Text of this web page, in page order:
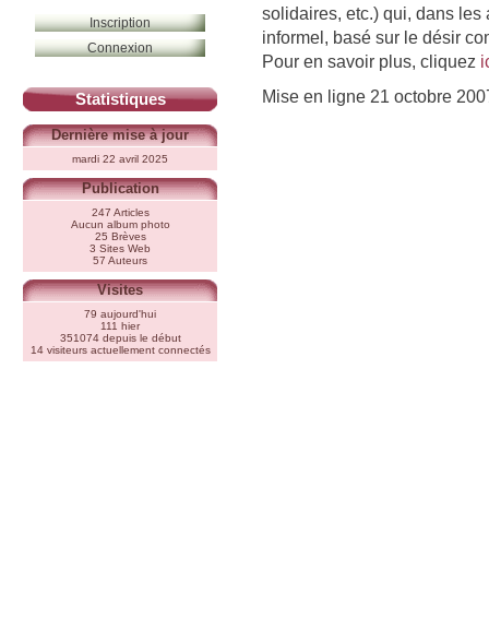
solidaires, etc.) qui, dans les
informel, basé sur le désir
Pour en savoir plus, cliquez
Mise en ligne 21 octobre
Inscription
Connexion
Statistiques
Dernière mise à jour
mardi 22 avril 2025
Publication
247 Articles
Aucun album photo
25 Brèves
3 Sites Web
57 Auteurs
Visites
79 aujourd'hui
111 hier
351074 depuis le début
14 visiteurs actuellement connectés